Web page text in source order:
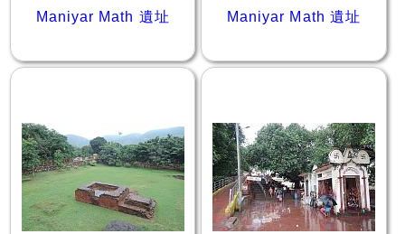
Maniyar Math 遺址 Maniyar Math 遺址